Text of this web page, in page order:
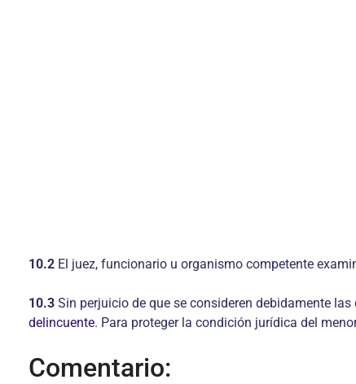
10.2 El juez, funcionario u organismo competente
10.3 Sin perjuicio de que se consideren debidamente
delincuente. Para proteger la condición jurídica del
Comentario: